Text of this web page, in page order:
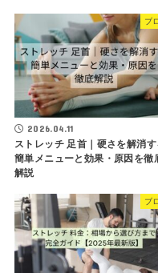
ブ
2026.04.11
ストレッチ 足首｜硬さを解消す
簡単メニューと効果・原因を徹
解説
ブ